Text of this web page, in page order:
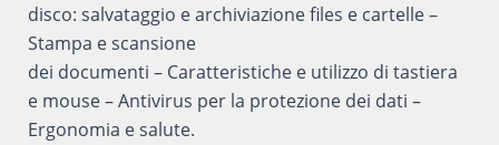
disco: salvataggio e archiviazione files e cartelle –
Stampa e scansione
dei documenti – Caratteristiche e utilizzo di tastiera
e mouse – Antivirus per la protezione dei dati –
Ergonomia e salute.